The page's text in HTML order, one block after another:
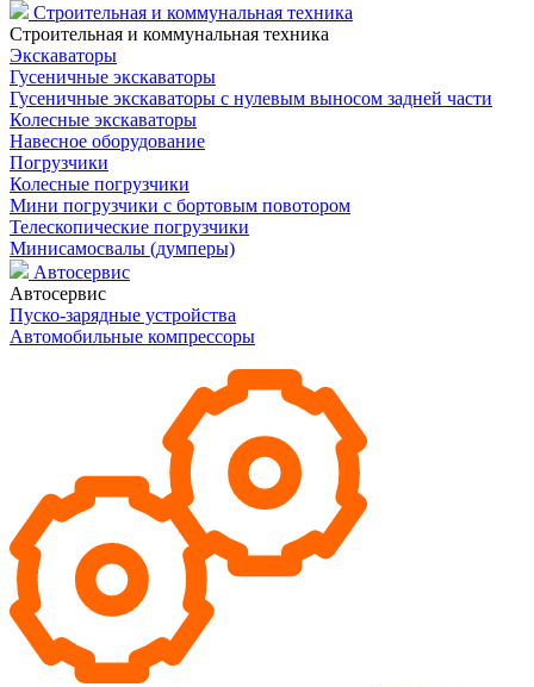
Строительная и коммунальная техника
Строительная и коммунальная техника
Экскаваторы
Гусеничные экскаваторы
Гусеничные экскаваторы с нулевым выносом задней части
Колесные экскаваторы
Навесное оборудование
Погрузчики
Колесные погрузчики
Мини погрузчики с бортовым повотором
Телескопические погрузчики
Минисамосвалы (думперы)
Автосервис
Автосервис
Пуско-зарядные устройства
Автомобильные компрессоры